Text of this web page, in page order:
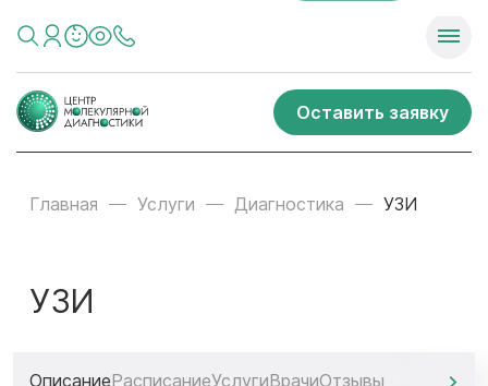
Оставить заявку
Главная Услуги Диагностика УЗИ
УЗИ
ОписаниеРасписаниеУслугиВрачиОтзывы